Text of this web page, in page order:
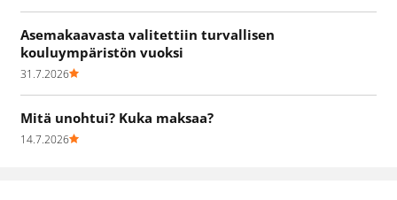
Asemakaavasta valitettiin turvallisen
kouluympäristön vuoksi
31.7.2026
Mitä unohtui? Kuka maksaa?
14.7.2026